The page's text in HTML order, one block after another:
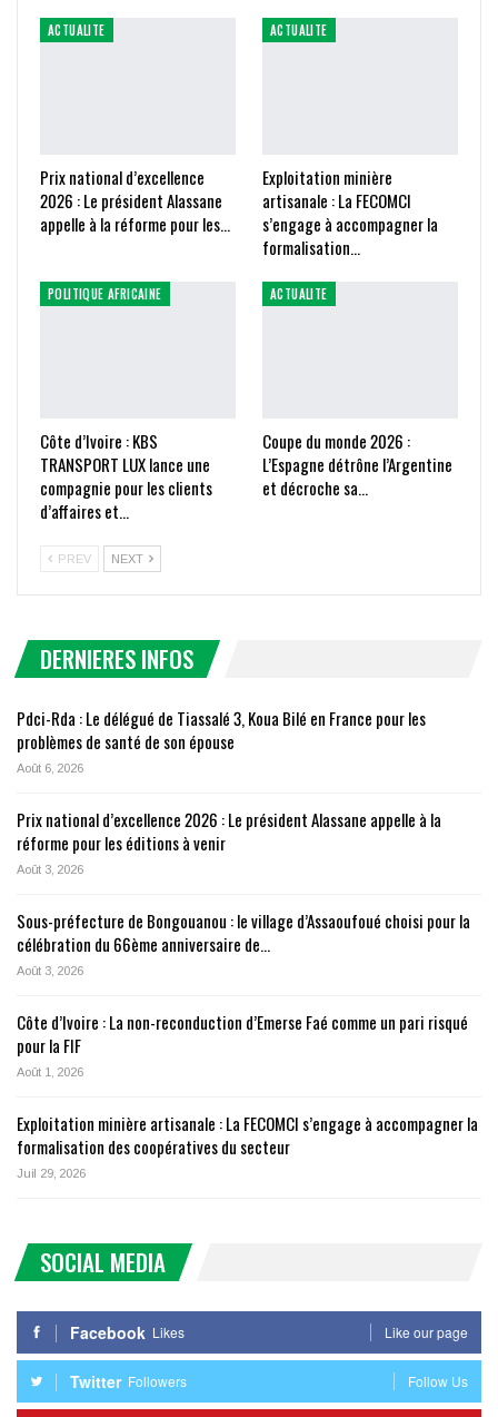
ACTUALITE
Prix national d’excellence
2026 : Le président Alassane
appelle à la réforme pour les…
ACTUALITE
Exploitation minière
artisanale : La FECOMCI
s’engage à accompagner la
formalisation…
POLITIQUE AFRICAINE
Côte d’Ivoire : KBS
TRANSPORT LUX lance une
compagnie pour les clients
d’affaires et…
ACTUALITE
Coupe du monde 2026 :
L’Espagne détrône l’Argentine
et décroche sa…
PREV NEXT
DERNIERES INFOS
Pdci-Rda : Le délégué de Tiassalé 3, Koua Bilé en France pour les
problèmes de santé de son épouse
Août 6, 2026
Prix national d’excellence 2026 : Le président Alassane appelle à la
réforme pour les éditions à venir
Août 3, 2026
Sous-préfecture de Bongouanou : le village d’Assaoufoué choisi pour la
célébration du 66ème anniversaire de…
Août 3, 2026
Côte d’Ivoire : La non-reconduction d’Emerse Faé comme un pari risqué
pour la FIF
Août 1, 2026
Exploitation minière artisanale : La FECOMCI s’engage à accompagner la
formalisation des coopératives du secteur
Juil 29, 2026
SOCIAL MEDIA
Facebook Likes Like our page
Twitter Followers Follow Us